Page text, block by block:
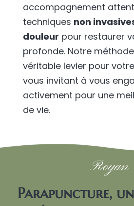
accompagnement
techniques non
douleur pour restaurer
profonde. Notre
véritable levier pour votre
vous invitant à vous
activement pour une
de vie.
Royan
Parapuncture,